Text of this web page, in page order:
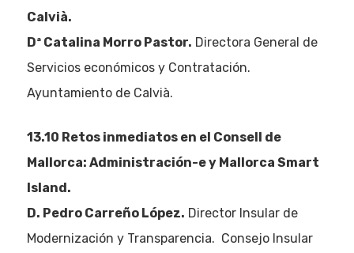
Calvià.
Dª Catalina Morro Pastor. Directora General de
Servicios económicos y Contratación.
Ayuntamiento de Calvià.
13.10 Retos inmediatos en el Consell de
Mallorca: Administración-e y Mallorca Smart
Island.
D. Pedro Carreño López. Director Insular de
Modernización y Transparencia. Consejo Insular